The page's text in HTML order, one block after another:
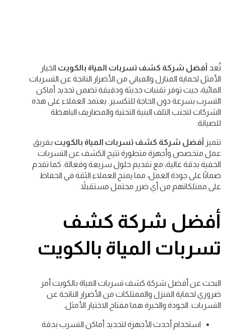
تُعد أفضل شركة كشف تسربات المياة بالكويت الخيار
الأمثل لحماية المنازل والمباني من الأضرار الناتجة عن التسربات
المائية، حيث توفر تقنيات حديثة ودقيقة تضمن تحديد أماكن
التسرب بسرعة دون الحاجة للتكسير. يعتمد العملاء على هذه
الشركات لتجنب التلف البنية التحتية والمصاريف الباهظة
للصيانة.
تتميز أفضل شركة كشف تسربات المياة بالكويت بفريق
عمل متخصص وأجهزة متطورة تتيح الكشف عن التسربات
الخفية بدقة عالية، مع تقديم حلول سريعة وفعالة. كما تقدم
ضمانًا على جودة العمل، مما يمنح العملاء الثقة في الحفاظ
على ممتلكاتهم من أي ضرر محتمل مستقبلاً.
أفضل شركة كشف
تسربات المياة بالكويت
البحث عن أفضل شركة كشف تسربات المياة بالكويت أمر
ضروري لحماية المنزل والممتلكات من الأضرار الناتجة عن
التسربات. الجودة والخبرة هما مفتاح الاختيار الأمثل.
استخدام أحدث الأجهزة لتحديد أماكن التسرب بدقة